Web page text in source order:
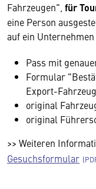
Fahrzeugen", für
eine Person
auf ein
Pass mit
Formular
Export-
original
original
>> Weiteren
Gesuchsformular